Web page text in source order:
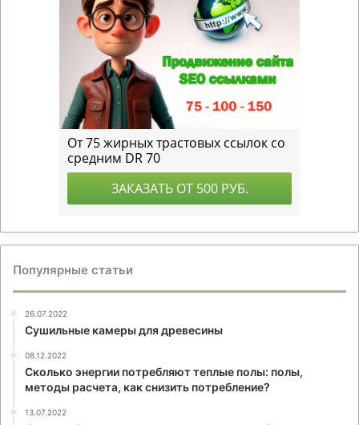
Популярные статьи
26.07.2022
Сушильные камеры для древесины
08.12.2022
Сколько энергии потребляют теплые полы: полы,
методы расчета, как снизить потребление?
13.07.2022